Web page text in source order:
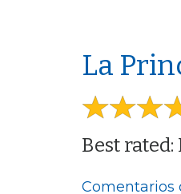
La
Best
Comentarios